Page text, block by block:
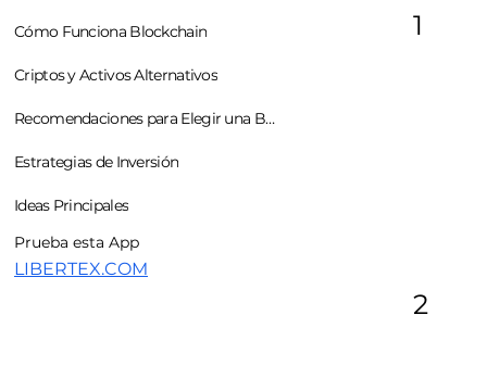
Cómo Funciona Blockchain
Criptos y Activos Alternativos
Recomendaciones para Elegir una Buena App
Estrategias de Inversión
Ideas Principales
Prueba esta App
LIBERTEX.COM
1
2